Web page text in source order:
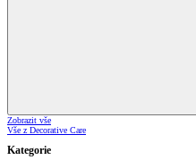
Zobrazit vše
Vše z Decorative Care
Kategorie